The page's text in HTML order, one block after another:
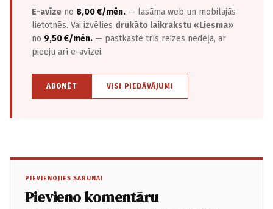
E-avīze no 8,00 €/mēn. — lasāma web un mobilajās
lietotnēs. Vai izvēlies drukāto laikrakstu «Liesma»
no 9,50 €/mēn. — pastkastē trīs reizes nedēļā, ar
pieeju arī e-avīzei.
ABONĒT VISI PIEDĀVĀJUMI
PIEVIENOJIES SARUNAI
Pievieno komentāru